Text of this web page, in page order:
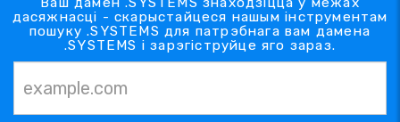
дасяжнасці - скарыстайцеся нашым інструментам
пошуку .SYSTEMS для патрэбнага вам дамена
.SYSTEMS і зарэгіструйце яго зараз.